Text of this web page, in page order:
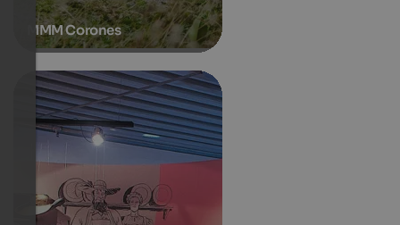
MMM Corones